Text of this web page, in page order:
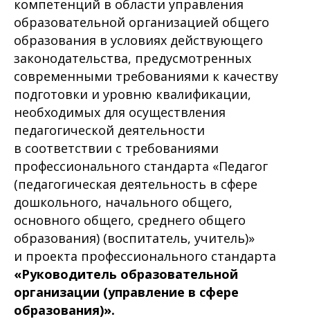
компетенций в области управления
образовательной организацией общего
образования в условиях действующего
законодательства, предусмотренных
современными требованиями к качеству
подготовки и уровню квалификации,
необходимых для осуществления
педагогической деятельности
в соответствии с требованиями
профессионального стандарта «Педагог
(педагогическая деятельность в сфере
дошкольного, начального общего,
основного общего, среднего общего
образования) (воспитатель, учитель)»
и проекта профессионального стандарта
«Руководитель образовательной
организации (управление в сфере
образования)».